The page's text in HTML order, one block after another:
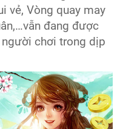
vẻ, Vòng quay may
đang được
chơi trong dịp